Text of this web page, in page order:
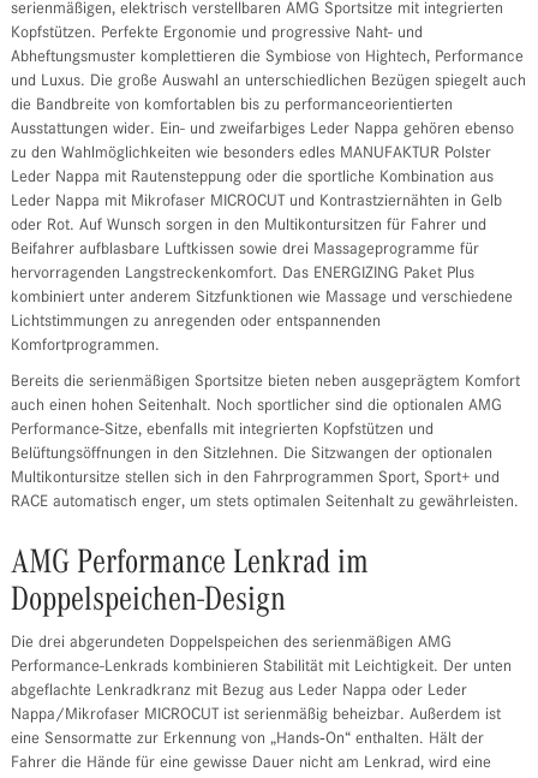
serienmäßigen, elektrisch verstellbaren AMG Sportsitze mit integrierten
Kopfstützen. Perfekte Ergonomie und progressive Naht- und
Abheftungsmuster komplettieren die Symbiose von Hightech, Performance
und Luxus. Die große Auswahl an unterschiedlichen Bezügen spiegelt auch
die Bandbreite von komfortablen bis zu performanceorientierten
Ausstattungen wider. Ein- und zweifarbiges Leder Nappa gehören ebenso
zu den Wahlmöglichkeiten wie besonders edles MANUFAKTUR Polster
Leder Nappa mit Rautensteppung oder die sportliche Kombination aus
Leder Nappa mit Mikrofaser MICROCUT und Kontrastziernähten in Gelb
oder Rot. Auf Wunsch sorgen in den Multikontursitzen für Fahrer und
Beifahrer aufblasbare Luftkissen sowie drei Massageprogramme für
hervorragenden Langstreckenkomfort. Das ENERGIZING Paket Plus
kombiniert unter anderem Sitzfunktionen wie Massage und verschiedene
Lichtstimmungen zu anregenden oder entspannenden
Komfortprogrammen.
Bereits die serienmäßigen Sportsitze bieten neben ausgeprägtem Komfort
auch einen hohen Seitenhalt. Noch sportlicher sind die optionalen AMG
Performance-Sitze, ebenfalls mit integrierten Kopfstützen und
Belüftungsöffnungen in den Sitzlehnen. Die Sitzwangen der optionalen
Multikontursitze stellen sich in den Fahrprogrammen Sport, Sport+ und
RACE automatisch enger, um stets optimalen Seitenhalt zu gewährleisten.
AMG Performance Lenkrad im
Doppelspeichen-Design
Die drei abgerundeten Doppelspeichen des serienmäßigen AMG
Performance-Lenkrads kombinieren Stabilität mit Leichtigkeit. Der unten
abgeflachte Lenkradkranz mit Bezug aus Leder Nappa oder Leder
Nappa/Mikrofaser MICROCUT ist serienmäßig beheizbar. Außerdem ist
eine Sensormatte zur Erkennung von „Hands‑On“ enthalten. Hält der
Fahrer die Hände für eine gewisse Dauer nicht am Lenkrad, wird eine